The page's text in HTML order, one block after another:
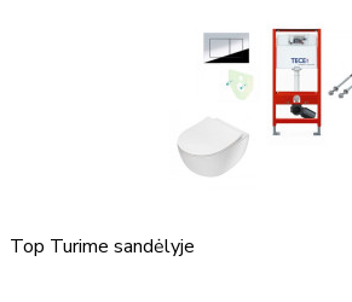
Top Turime sandėlyje